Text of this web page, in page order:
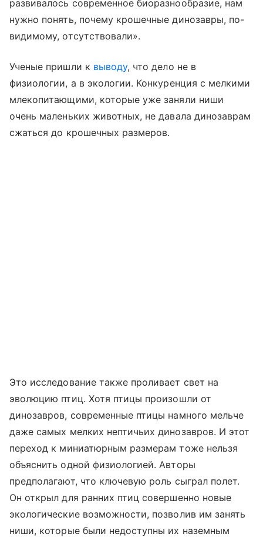
развивалось современное биоразнообразие, нам
нужно понять, почему крошечные динозавры, по-
видимому, отсутствовали».
Ученые пришли к выводу, что дело не в
физиологии, а в экологии. Конкуренция с мелкими
млекопитающими, которые уже заняли ниши
очень маленьких животных, не давала динозаврам
сжаться до крошечных размеров.
Это исследование также проливает свет на
эволюцию птиц. Хотя птицы произошли от
динозавров, современные птицы намного мельче
даже самых мелких нептичьих динозавров. И этот
переход к миниатюрным размерам тоже нельзя
объяснить одной физиологией. Авторы
предполагают, что ключевую роль сыграл полет.
Он открыл для ранних птиц совершенно новые
экологические возможности, позволив им занять
ниши, которые были недоступны их наземным